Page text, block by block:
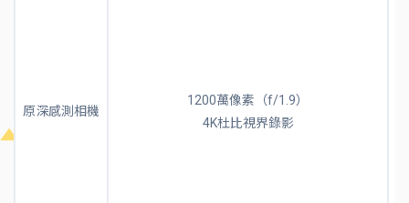
原深感測相機
1200萬像素（f/1.9）
4K杜比視界錄影